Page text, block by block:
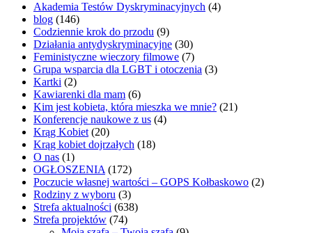
Akademia Testów Dyskryminacyjnych (4)
blog (146)
Codziennie krok do przodu (9)
Działania antydyskryminacyjne (30)
Feministyczne wieczory filmowe (7)
Grupa wsparcia dla LGBT i otoczenia (3)
Kartki (2)
Kawiarenki dla mam (6)
Kim jest kobieta, która mieszka we mnie? (21)
Konferencje naukowe z us (4)
Krąg Kobiet (20)
Krąg kobiet dojrzałych (18)
O nas (1)
OGŁOSZENIA (172)
Poczucie własnej wartości – GOPS Kołbaskowo (2)
Rodziny z wyboru (3)
Strefa aktualności (638)
Strefa projektów (74)